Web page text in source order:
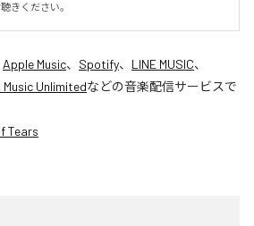
きください。
Apple Music、 Spotify、 LINE MUSIC、
Music Unlimitedなどの音楽配信サービスで
Tears